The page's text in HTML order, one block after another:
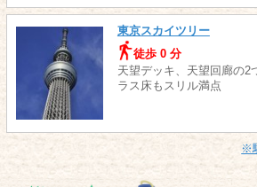
東京スカイツリー
徒歩 0 分
天望デッキ、天望回廊の2
ラス床もスリル満点
※